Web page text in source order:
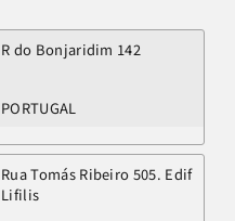
R do Bonjaridim 142
PORTUGAL
Rua Tomás Ribeiro 505. Edif
Lifilis